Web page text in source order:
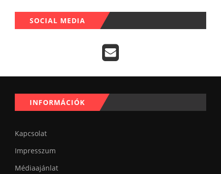
SOCIAL MEDIA
INFORMÁCIÓK
Kapcsolat
Impresszum
Médiaajánlat